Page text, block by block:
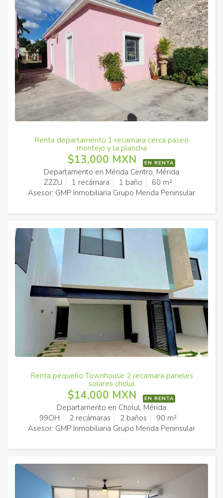
Renta departamento 1 recamara cerca paseo
montejo y la plancha
$13,000 MXN EN RENTA
Departamento en Mérida Centro, Mérida
ZZZU
1 recámara 1 baño
60 m²
Asesor: GMP Inmobiliaria Grupo Merida Peninsular
Renta pequeño Townhouse 2 recamara paneles
solares cholul
$14,000 MXN EN RENTA
Departamento en Cholul, Mérida
99OH
2 recámaras 2 baños
90 m²
Asesor: GMP Inmobiliaria Grupo Merida Peninsular